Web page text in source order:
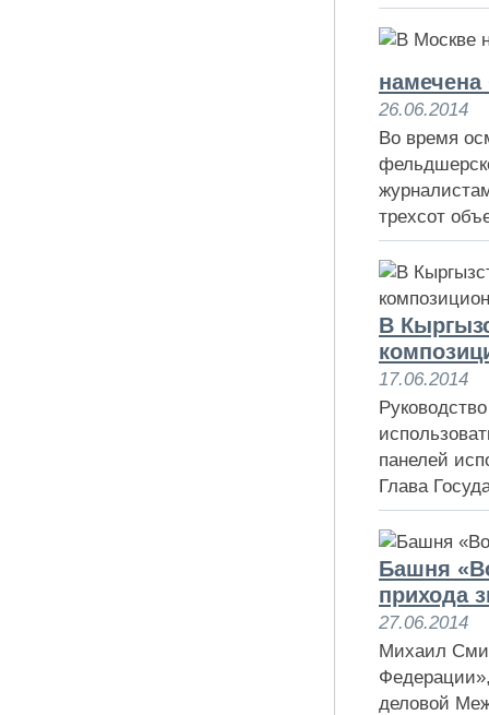
26.06.2014
Во время
трехсот
В
17.06.2014
панелей
Глава
Башня
прихода
27.06.2014
Михаил
деловой